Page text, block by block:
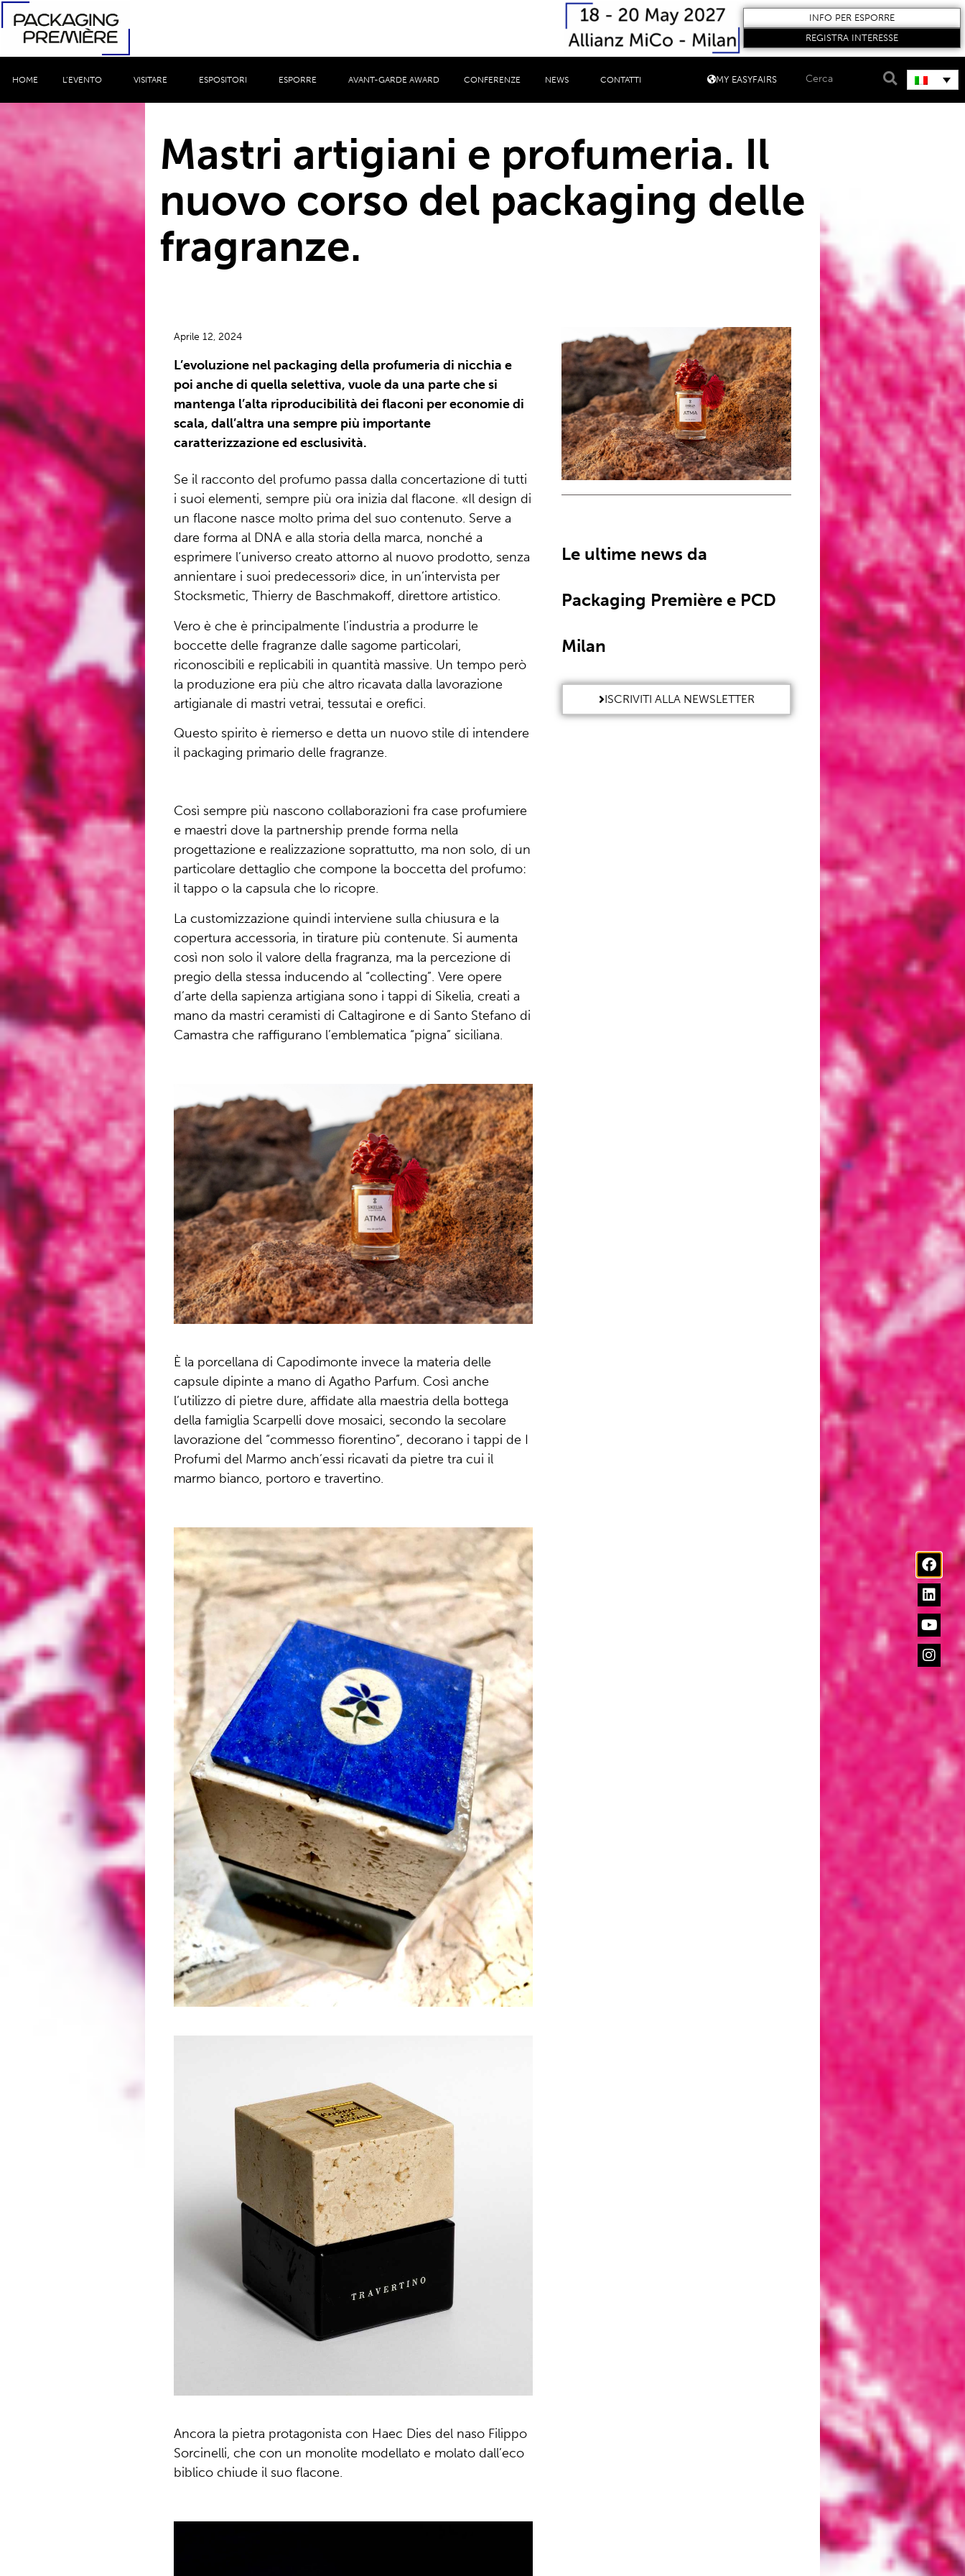
INFO PER ESPORRE
REGISTRA INTERESSE
HOME L’EVENTO VISITARE ESPOSITORI ESPORRE AVANT-GARDE AWARD CONFERENZE NEWS CONTATTI MY EASYFAIRS
Mastri artigiani e profumeria. Il
nuovo corso del packaging delle
fragranze.
Aprile 12, 2024
L’evoluzione nel packaging della profumeria di nicchia e
poi anche di quella selettiva, vuole da una parte che si
mantenga l’alta riproducibilità dei flaconi per economie di
scala, dall’altra una sempre più importante
caratterizzazione ed esclusività.
Se il racconto del profumo passa dalla concertazione di tutti
i suoi elementi, sempre più ora inizia dal flacone. «Il design di
un flacone nasce molto prima del suo contenuto. Serve a
dare forma al DNA e alla storia della marca, nonché a
esprimere l’universo creato attorno al nuovo prodotto, senza
annientare i suoi predecessori» dice, in un’intervista per
Stocksmetic, Thierry de Baschmakoff, direttore artistico.
Vero è che è principalmente l’industria a produrre le
boccette delle fragranze dalle sagome particolari,
riconoscibili e replicabili in quantità massive. Un tempo però
la produzione era più che altro ricavata dalla lavorazione
artigianale di mastri vetrai, tessutai e orefici.
Questo spirito è riemerso e detta un nuovo stile di intendere
il packaging primario delle fragranze.
Così sempre più nascono collaborazioni fra case profumiere
e maestri dove la partnership prende forma nella
progettazione e realizzazione soprattutto, ma non solo, di un
particolare dettaglio che compone la boccetta del profumo:
il tappo o la capsula che lo ricopre.
La customizzazione quindi interviene sulla chiusura e la
copertura accessoria, in tirature più contenute. Si aumenta
così non solo il valore della fragranza, ma la percezione di
pregio della stessa inducendo al “collecting”. Vere opere
d’arte della sapienza artigiana sono i tappi di Sikelia, creati a
mano da mastri ceramisti di Caltagirone e di Santo Stefano di
Camastra che raffigurano l’emblematica “pigna” siciliana.
È la porcellana di Capodimonte invece la materia delle
capsule dipinte a mano di Agatho Parfum. Così anche
l’utilizzo di pietre dure, affidate alla maestria della bottega
della famiglia Scarpelli dove mosaici, secondo la secolare
lavorazione del “commesso fiorentino”, decorano i tappi de I
Profumi del Marmo anch’essi ricavati da pietre tra cui il
marmo bianco, portoro e travertino.
Ancora la pietra protagonista con Haec Dies del naso Filippo
Sorcinelli, che con un monolite modellato e molato dall’eco
biblico chiude il suo flacone.
Le ultime news da
Packaging Première e PCD
Milan
ISCRIVITI ALLA NEWSLETTER